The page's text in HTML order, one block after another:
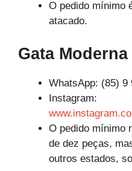
O pedido mínimo
atacado.
Gata
WhatsApp: (85) 9
Instagram:
O pedido mínimo
de dez peças,
outros estados,